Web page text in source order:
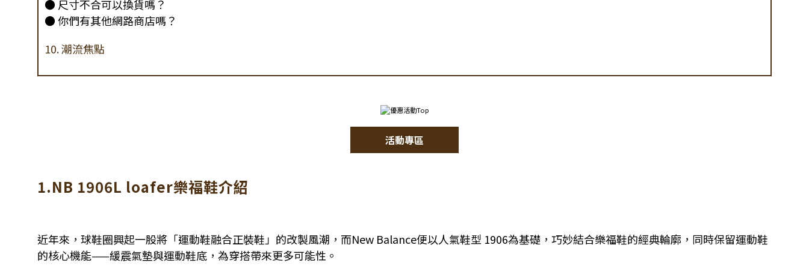
● 尺寸不合可以換貨嗎？
● 你們有其他網路商店嗎？
10. 潮流焦點
活動專區
1.NB 1906L loafer樂福鞋介紹
近年來，球鞋圈興起一股將「運動鞋融合正裝鞋」的改製風潮，而New Balance便以人氣鞋型 1906為基礎，巧妙結合樂福鞋的經典輪廓，同時保留運動鞋
的核心機能——緩震氣墊與運動鞋底，為穿搭帶來更多可能性。